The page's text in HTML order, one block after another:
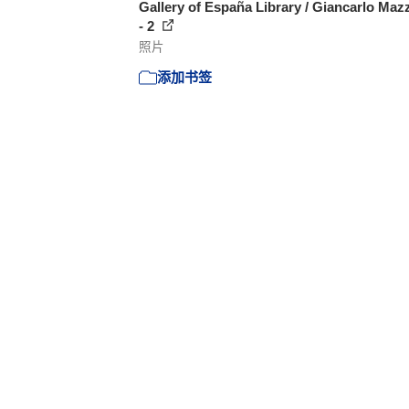
Gallery of España Library / Giancarlo
- 2
照片
添加书签